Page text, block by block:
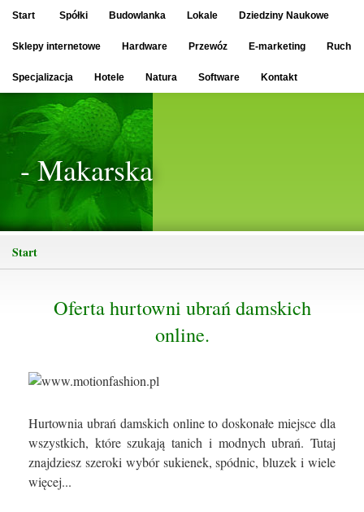
Start Spółki Budowlanka Lokale Dziedziny Naukowe
Sklepy internetowe Hardware Przewóz E-marketing Ruch
Specjalizacja Hotele Natura Software Kontakt
- Makarska
Start
Oferta hurtowni ubrań damskich
online.
Hurtownia ubrań damskich online to doskonałe miejsce dla
wszystkich, które szukają tanich i modnych ubrań. Tutaj
znajdziesz szeroki wybór sukienek, spódnic, bluzek i wiele
więcej...